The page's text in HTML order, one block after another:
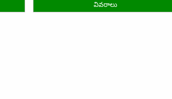
వివరాలు